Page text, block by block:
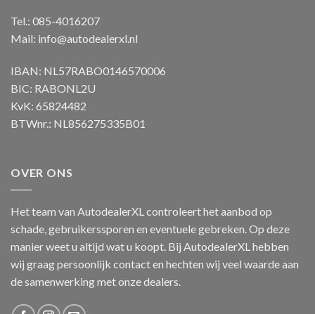
Tel.: 085-4016207
Mail: info@autodealerxl.nl
IBAN: NL57RABO0146570006
BIC: RABONL2U
KvK: 65824482
BTWnr.: NL856275335B01
OVER ONS
Het team van AutodealerXL controleert het aanbod op
schade, gebruikerssporen en eventuele gebreken. Op deze
manier weet u altijd wat u koopt. Bij AutodealerXL hebben
wij graag persoonlijk contact en hechten wij veel waarde aan
de samenwerking met onze dealers.